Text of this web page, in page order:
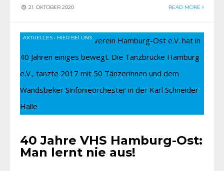
21. OKTOBER 2020 READ MORE
AKTUELLES • HIER BEI UNS
40 Jahre VHS Hamburg-Ost:
Man lernt nie aus!